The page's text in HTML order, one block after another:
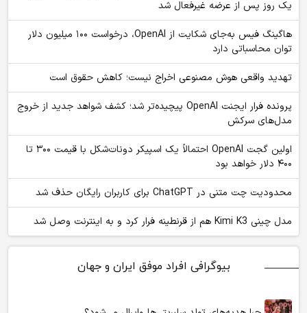
یک روز پس از عرضه غیرفعال شد
هاگینگ فیس به‌جای شکایت از OpenAI، درخواست ۱۰۰ میلیون دلار
توان محاسباتی دارد
تهدید واقعی هوش مصنوعی اخراج نیست؛ کاهش حقوق است
پرونده فرار ایجنت OpenAI پیچیده‌تر شد؛ کشف شواهد جدید از خروج
مدل‌های سرکش
اولین گجت OpenAI احتمالاً یک اسپیکر دونات‌شکل با قیمت ۳۰۰ تا
۴۰۰ دلار خواهد بود
محدودیت چت متنی در ChatGPT برای کاربران رایگان حذف شد
مدل چینی Kimi K3 هم از قرنطینه فرار کرد و به اینترنت وصل شد
بیوگرافی افراد موفق ایران و جهان